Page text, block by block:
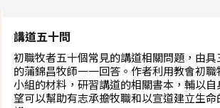
講道五十問
初職牧者五十個常見的講道相關問題，由具
的蒲錦昌牧師一一回答。作者利用教會初職
小組的材料，研習講道的相關書本，輔以自
望可以幫助有志承擔牧職和以宣道建立生命